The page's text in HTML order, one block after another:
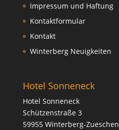
Impressum und Haftung
Kontaktformular
Kontakt
Winterberg Neuigkeiten
Hotel Sonneneck
Hotel Sonneneck
Schützenstraße 3
59955 Winterberg-Zueschen